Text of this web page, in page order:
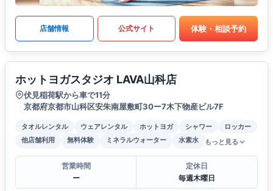
店舗情報 公式サイト 体験・相談予約
ホットヨガスタジオ LAVA山科店
伏見稲荷駅から車で11分
京都府京都市山科区安朱南屋敷町30ー7木下物産ビル7F
タオルレンタル ウェアレンタル ホットヨガ シャワー
ロッカー
他店舗利用
無料体験 ミネラルウォーター 水素水 もっと見る
営業時間
ー
定休日
毎週木曜日